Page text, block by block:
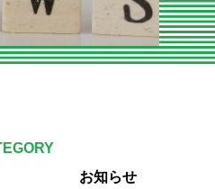
お知らせ